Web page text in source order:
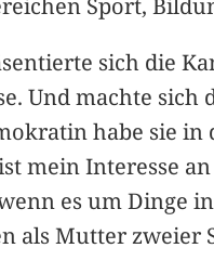
Sport,
sich die
Und machte
habe sie
mein Interesse
es um Dinge
als Mutter zweier